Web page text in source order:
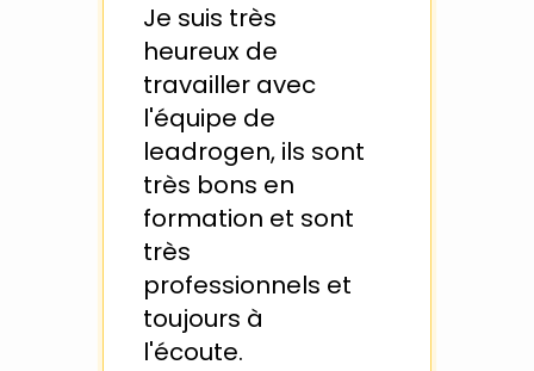
Je suis très
heureux de
travailler avec
l'équipe de
leadrogen, ils sont
très bons en
formation et sont
très
professionnels et
toujours à
l'écoute.